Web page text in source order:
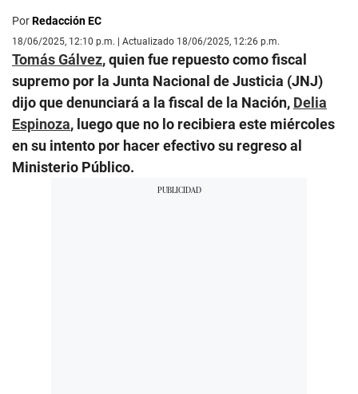
PorRedacción EC
18/06/2025, 12:10 p.m. | Actualizado 18/06/2025, 12:26 p.m.
Tomás Gálvez, quien fue repuesto como fiscal
supremo por la Junta Nacional de Justicia (JNJ)
dijo que denunciará a la fiscal de la Nación, Delia
Espinoza, luego que no lo recibiera este miércoles
en su intento por hacer efectivo su regreso al
Ministerio Público.